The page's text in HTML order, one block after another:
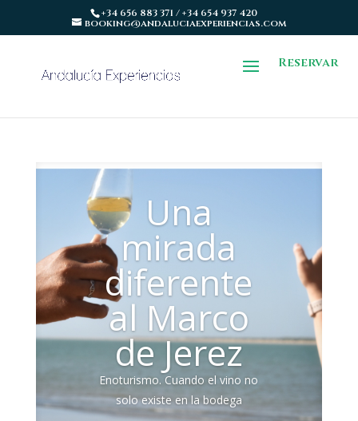
+34 656 883 371 / +34 654 937 420
booking@andaluciaexperiencias.com
Reservar
Una
mirada
diferente
al Marco
de Jerez
Enoturismo. Cuando el vino no
solo existe en la bodega